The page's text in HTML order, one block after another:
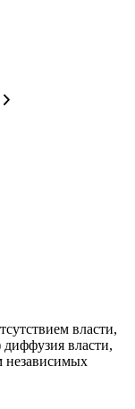
власти,
диффузия власти,
независимых